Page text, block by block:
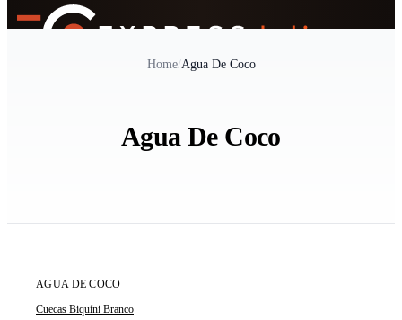
Home/Agua De Coco
Agua De Coco
AGUA DE COCO
Cuecas Biquíni Branco